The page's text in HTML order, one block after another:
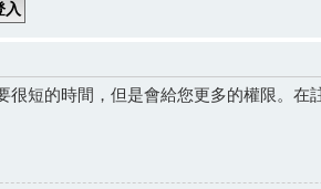
很短的時間，但是會給您更多的權限。